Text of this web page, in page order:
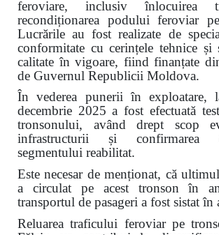
feroviare, inclusiv înlocuirea
recondiționarea podului feroviar
Lucrările au fost realizate de
conformitate cu cerințele tehnice și
calitate în vigoare, fiind finanțate
de Guvernul Republicii Moldova.
În vederea punerii în exploatare,
decembrie 2025 a fost efectuată
tronsonului, având drept scop
infrastructurii și confirmarea
segmentului reabilitat.
Este necesar de menționat, că
a circulat pe acest tronson în
transportul de pasageri a fost sistat
Reluarea traficului feroviar pe